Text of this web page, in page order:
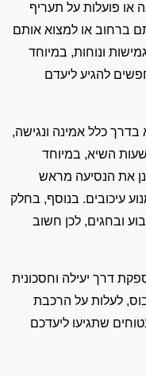
או פועלות על תעריף
ברחוב או למצוא אותם
ונוחות, במיוחד
להגיע ליעדם
בדרך כלל אמינה ונגישה,
השיא, במיוחד
את הנסיעה מראש
עיכובים. בנוסף, בחלק
ובחגים, לכן חשוב
דרך יעילה וחסכונית
לעלות על הרכבת
שתגיעו ליעדכם